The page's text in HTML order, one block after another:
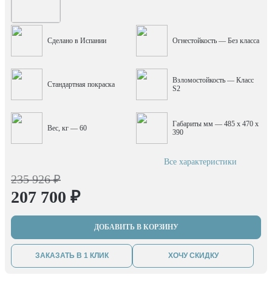
Сделано в Испании Огнестойкость — Без класса
Стандартная покраска
Взломостойкость — Класс
S2
Вес, кг — 60
Габариты мм — 485 x 470 x
390
Все характеристики
235 926 ₽
207 700 ₽
ДОБАВИТЬ В КОРЗИНУ
ЗАКАЗАТЬ В 1 КЛИК ХОЧУ СКИДКУ